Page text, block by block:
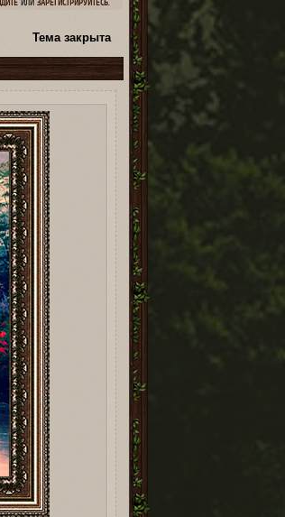
ИЛИ ЗАРЕГИСТРИРУЙТЕСЬ.
Тема закрыта